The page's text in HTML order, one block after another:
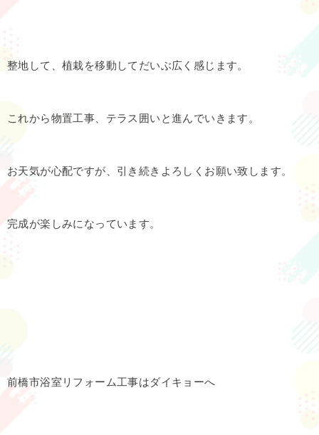
整地して、植栽を移動してだいぶ広く感じます。
これから物置工事、テラス囲いと進んでいきます。
お天気が心配ですが、引き続きよろしくお願い致します。
完成が楽しみになっています。
前橋市浴室リフォーム工事はダイキョーへ